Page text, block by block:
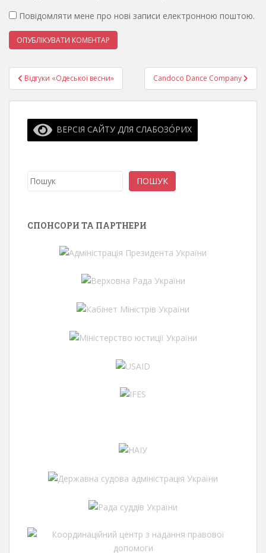
Повідомляти мене про нові записи електронною поштою.
Навігація
записів
Відгуки «Одеської весни» Candoco Dance Company
ВЕРСІЯ САЙТУ ДЛЯ СЛАБОЗО́РИХ
Пошук ПОШУК
СПОНСОРИ ТА ПАРТНЕРИ